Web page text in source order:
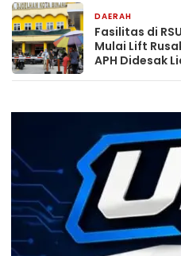
DAERAH
Fasilitas di
Mulai Lift
APH Didesak